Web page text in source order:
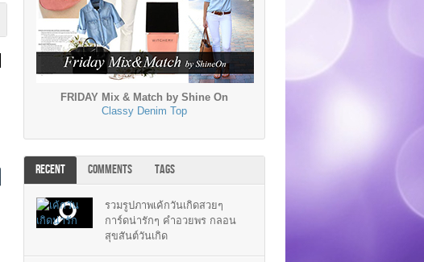
คิ้วกับอุปกรณ์แค่ 3 ชิ้นเป็นไปได้
ปัญหาระดับโลกที่ไม่มีใครสามารถแก้ได้ คิ้วถือเป็นสิ่งที่
FRIDAY Mix & Match by Shine On
Classy Denim Top
RECENT COMMENTS TAGS
รวมรูปภาพเค้กวันเกิดสวยๆ
การ์ดน่ารักๆ คำอวยพร กลอน
สุขสันต์วันเกิด